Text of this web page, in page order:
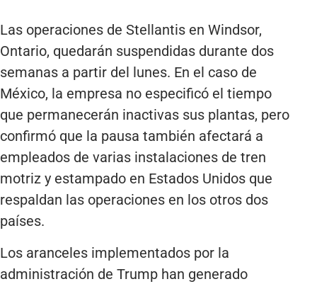
Las operaciones de Stellantis en Windsor,
Ontario, quedarán suspendidas durante dos
semanas a partir del lunes. En el caso de
México, la empresa no especificó el tiempo
que permanecerán inactivas sus plantas, pero
confirmó que la pausa también afectará a
empleados de varias instalaciones de tren
motriz y estampado en Estados Unidos que
respaldan las operaciones en los otros dos
países.
Los aranceles implementados por la
administración de Trump han generado